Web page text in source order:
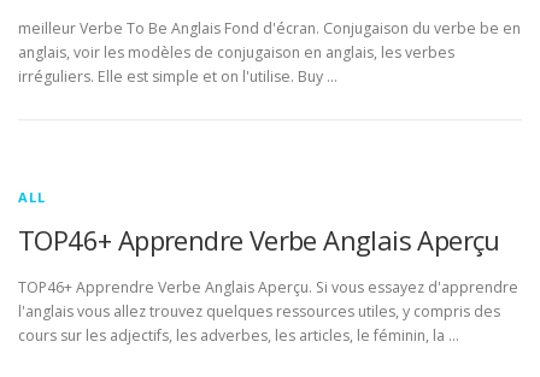
meilleur Verbe To Be Anglais Fond d'écran. Conjugaison du verbe be en
anglais, voir les modèles de conjugaison en anglais, les verbes
irréguliers. Elle est simple et on l'utilise. Buy …
ALL
TOP46+ Apprendre Verbe Anglais Aperçu
TOP46+ Apprendre Verbe Anglais Aperçu. Si vous essayez d'apprendre
l'anglais vous allez trouvez quelques ressources utiles, y compris des
cours sur les adjectifs, les adverbes, les articles, le féminin, la …